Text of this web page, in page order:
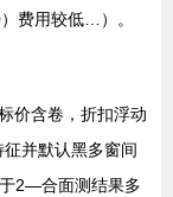
费用较低…）。
价含卷，折扣浮动
并默认黑多窗间
2—合面测结果多